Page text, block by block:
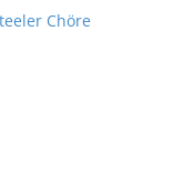
Chöre